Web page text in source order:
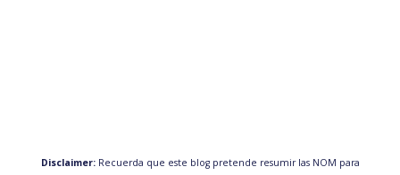
Disclaimer: Recuerda que este blog pretende resumir las NOM para